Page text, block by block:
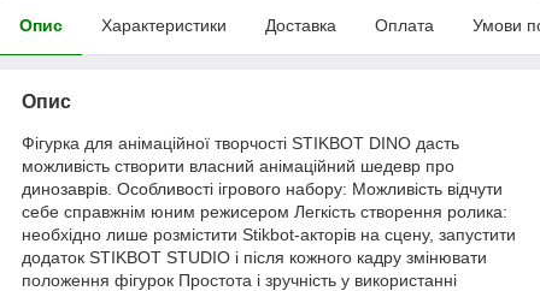
Опис Характеристики Доставка Оплата Умови
Опис
Фігурка для анімаційної творчості STIKBOT DINO дасть
можливість створити власний анімаційний шедевр про
динозаврів. Особливості ігрового набору: Можливість відчути
себе справжнім юним режисером Легкість створення ролика:
необхідно лише розмістити Stikbot-акторів на сцену, запустити
додаток STIKBOT STUDIO і після кожного кадру змінювати
положення фігурок Простота і зручність у використанні